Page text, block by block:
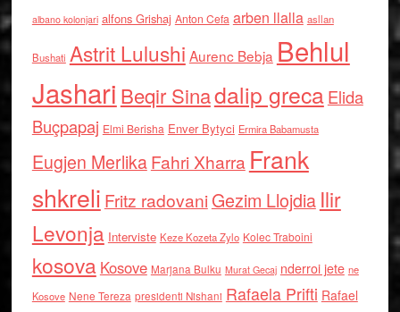
albano kolonjari alfons Grishaj Anton Cefa arben llalla asllan
Bushati Astrit Lulushi Aurenc Bebja Behlul
Jashari Beqir Sinadalip grecaElida
Buçpapaj Elmi Berisha Enver Bytyci Ermira Babamusta
Eugjen MerlikaFahri Xharra Frank
shkreli Fritz radovaniGezim Llojdia Ilir
Levonja Interviste Keze Kozeta Zylo Kolec Traboini
kosova Kosove Marjana Bulku Murat Gecaj nderroi jete ne
Kosove Nene Tereza presidenti Nishani Rafaela Prifti Rafael